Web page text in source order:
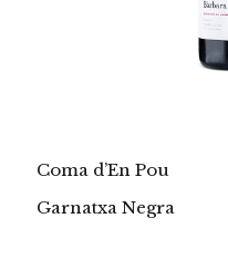
Coma d’En Pou
Garnatxa Negra